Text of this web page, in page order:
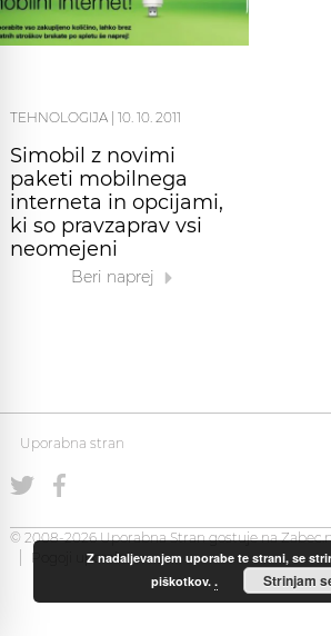
TEHNOLOGIJA 10. 10. 2011
Simobil z novimi
paketi mobilnega
interneta in opcijami,
ki so pravzaprav vsi
neomejeni
Beri naprej
Uporabna stran
© 2008-2026 Uporabna Stran gostuje na
Pogoji uporabeZ nadaljevanjem uporabe te strani, se
piškotkov.. Strinjam